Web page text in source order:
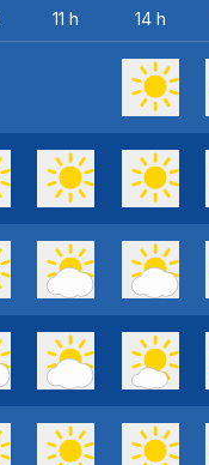
11 h 14 h